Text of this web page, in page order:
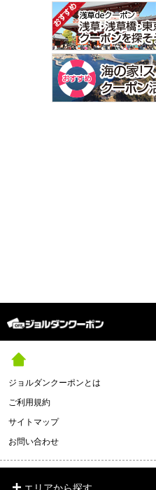
ジョルダンクーポンとは
ご利用規約
サイトマップ
お問い合わせ